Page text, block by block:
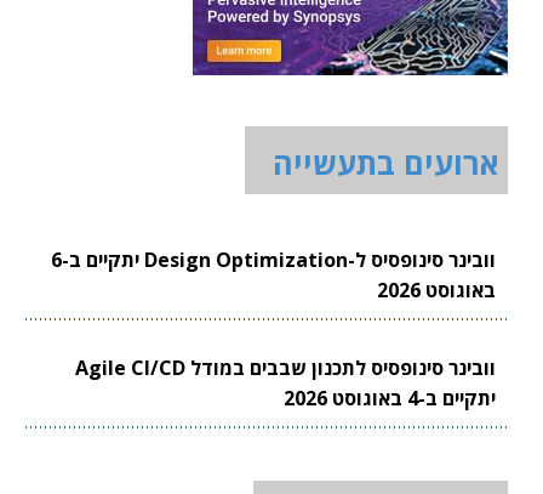
ארועים בתעשייה
וובינר סינופסיס ל-Design Optimization יתקיים ב-6
באוגוסט 2026
וובינר סינופסיס לתכנון שבבים במודל Agile CI/CD
יתקיים ב-4 באוגוסט 2026